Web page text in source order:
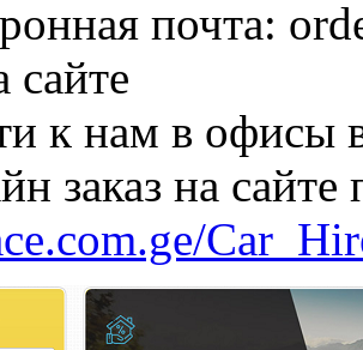
почта:
сайте
к нам в офисы
заказ на сайте